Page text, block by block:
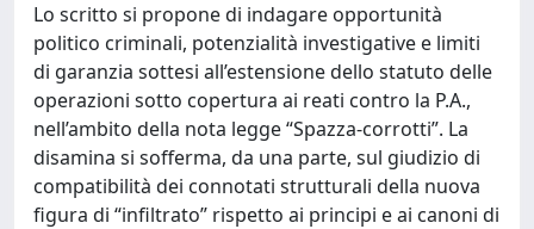
Lo scritto si propone di indagare opportunità
politico criminali, potenzialità investigative e limiti
di garanzia sottesi all’estensione dello statuto delle
operazioni sotto copertura ai reati contro la P.A.,
nell’ambito della nota legge “Spazza-corrotti”. La
disamina si sofferma, da una parte, sul giudizio di
compatibilità dei connotati strutturali della nuova
figura di “infiltrato” rispetto ai principi e ai canoni di